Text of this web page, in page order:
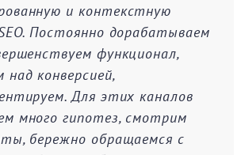
и контекстную
Постоянно дорабатываем
функционал,
конверсией,
Для этих каналов
много гипотез, смотрим
бережно обращаемся с